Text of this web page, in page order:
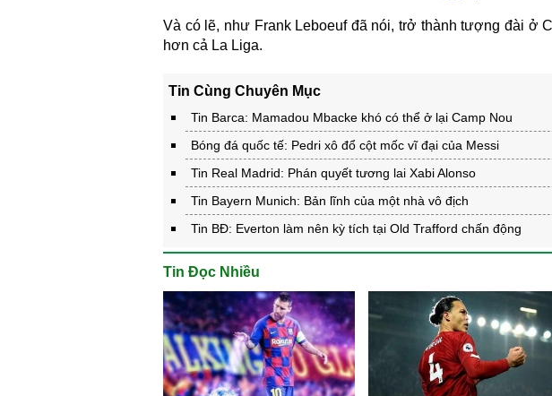
Và có lẽ, như Frank Leboeuf đã nói, trở thành tượng đài ở
hơn cả La Liga.
Tin Cùng Chuyên Mục
Tin Barca: Mamadou Mbacke khó có thể ở lại Camp Nou
Bóng đá quốc tế: Pedri xô đổ cột mốc vĩ đại của Messi
Tin Real Madrid: Phán quyết tương lai Xabi Alonso
Tin Bayern Munich: Bản lĩnh của một nhà vô địch
Tin BĐ: Everton làm nên kỳ tích tại Old Trafford chấn động
Tin Đọc Nhiều